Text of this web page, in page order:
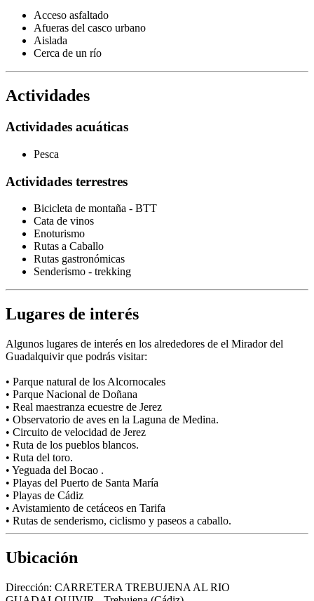
Acceso asfaltado
Afueras del casco urbano
Aislada
Cerca de un río
Actividades
Actividades acuáticas
Pesca
Actividades terrestres
Bicicleta de montaña - BTT
Cata de vinos
Enoturismo
Rutas a Caballo
Rutas gastronómicas
Senderismo - trekking
Lugares de interés
Algunos lugares de interés en los alrededores de el Mirador del
Guadalquivir que podrás visitar:
• Parque natural de los Alcornocales
• Parque Nacional de Doñana
• Real maestranza ecuestre de Jerez
• Observatorio de aves en la Laguna de Medina.
• Circuito de velocidad de Jerez
• Ruta de los pueblos blancos.
• Ruta del toro.
• Yeguada del Bocao .
• Playas del Puerto de Santa María
• Playas de Cádiz
• Avistamiento de cetáceos en Tarifa
• Rutas de senderismo, ciclismo y paseos a caballo.
Ubicación
Dirección: CARRETERA TREBUJENA AL RIO